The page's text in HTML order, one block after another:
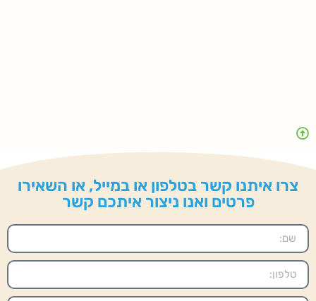
צרו איתנו קשר בטלפון או במייל, או השאירו
פרטים ואנו ניצור איתכם קשר